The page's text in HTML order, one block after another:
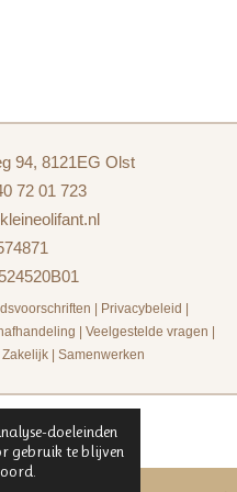
doeleinden
gebruik te blijven
94, 8121EG Olst
72 01 723
Privacybeleid
Veelgestelde vragen
| Samenwerken